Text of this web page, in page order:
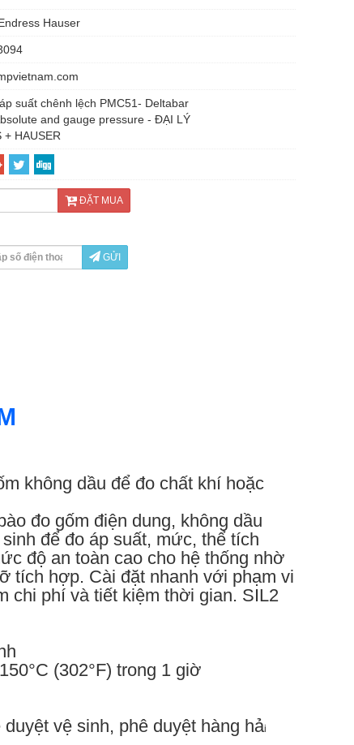
Hauser
suất chênh lệch PMC51- Deltabar
and gauge pressure - ĐẠI LÝ
+ HAUSER
ĐẶT MUA
GỬI
không dầu để đo chất khí hoặc
đo gốm điện dung, không dầu
để đo áp suất, mức, thể tích
độ an toàn cao cho hệ thống nhờ
tích hợp. Cài đặt nhanh với phạm vi
chi phí và tiết kiệm thời gian. SIL2
(302°F) trong 1 giờ
vệ sinh, phê duyệt hàng hải